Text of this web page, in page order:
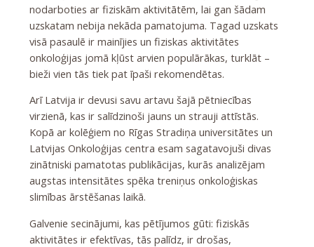
nodarboties ar fiziskām aktivitātēm, lai gan šādam
uzskatam nebija nekāda pamatojuma. Tagad uzskats
visā pasaulē ir mainījies un fiziskas aktivitātes
onkoloģijas jomā kļūst arvien populārākas, turklāt –
bieži vien tās tiek pat īpaši rekomendētas.
Arī Latvija ir devusi savu artavu šajā pētniecības
virzienā, kas ir salīdzinoši jauns un strauji attīstās.
Kopā ar kolēģiem no Rīgas Stradiņa universitātes un
Latvijas Onkoloģijas centra esam sagatavojuši divas
zinātniski pamatotas publikācijas, kurās analizējam
augstas intensitātes spēka treniņus onkoloģiskas
slimības ārstēšanas laikā.
Galvenie secinājumi, kas pētījumos gūti: fiziskās
aktivitātes ir efektīvas, tās palīdz, ir drošas,